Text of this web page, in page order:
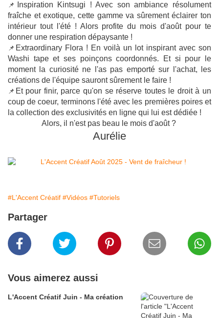
📌
Inspiration Kintsugi ! Avec son ambiance résolument
fraîche et exotique, cette gamme va sûrement éclairer ton
intérieur tout l'été ! Alors profite du mois d'août pour te
donner une respiration dépaysante !
📌 Extraordinary Flora ! En voilà un lot inspirant avec son
Washi tape et ses poinçons coordonnés. Et si pour le
moment la curiosité ne l'as pas emporté sur l'achat, les
créations de l'équipe sauront sûrement le faire !
📌 Et pour finir, parce qu'on se réserve toutes le droit à un
coup de coeur, terminons l'été avec les premières poires et
la collection des exclusivités en ligne qui lui est dédiée !
Alors, il n'est pas beau le mois d'août ?
Aurélie
#L'Accent Créatif #Vidéos #Tutoriels
Partager
Vous aimerez aussi
L'Accent Créatif Juin - Ma création